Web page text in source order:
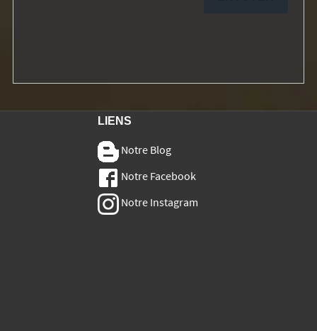
LIENS
Notre Blog
Notre Facebook
Notre Instagram